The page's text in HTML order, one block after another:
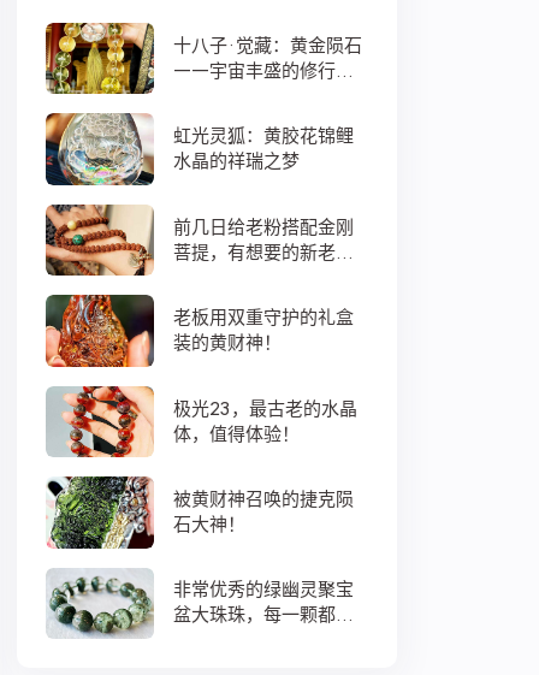
十八子·觉藏：黄金陨石
——宇宙丰盛的修行之
虹光灵狐：黄胶花锦鲤
水晶的祥瑞之梦
前几日给老粉搭配金刚
菩提，有想要的新老
老板用双重守护的礼盒
装的黄财神！
极光23，最古老的水晶
体，值得体验！
被黄财神召唤的捷克陨
石大神！
非常优秀的绿幽灵聚宝
盆大珠珠，每一颗都蕴